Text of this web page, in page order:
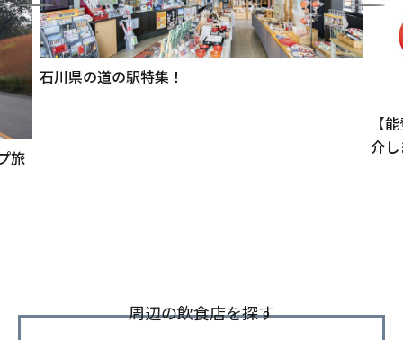
旅
石川県の道の駅特集！
【
介
周辺の飲食店を探す